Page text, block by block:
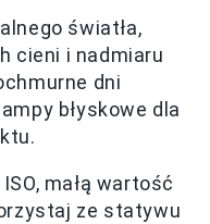
światła,
cieni i nadmiaru
dni
błyskowe dla
małą wartość
ze statywu